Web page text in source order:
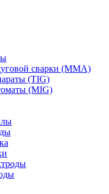
сварки (MMA)
(TIG)
(MIG)